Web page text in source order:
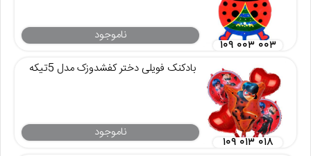
ناموجود
۱۰۹ ۰۰۳ ۰۰۳
بادکنک فویلی دختر کفشدوزک مدل 5تیکه
ناموجود
۱۰۹ ۰۱۳ ۰۱۸